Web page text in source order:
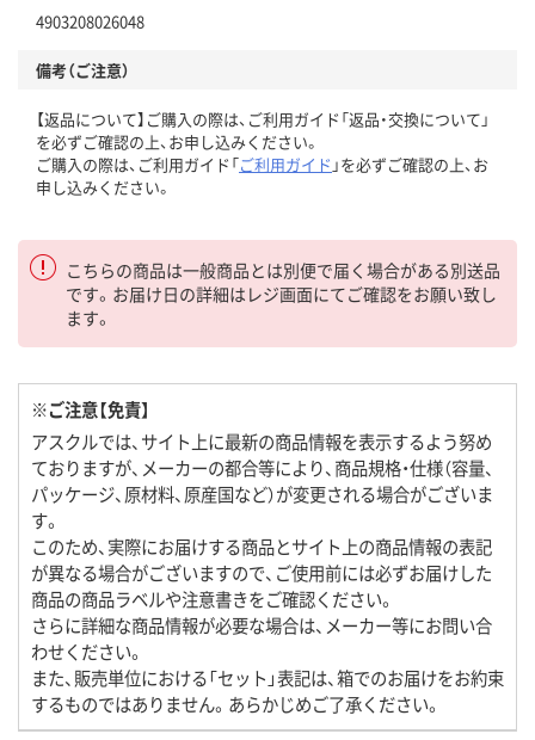
4903208026048
備考（ご注意）
【返品について】ご購入の際は、ご利用ガイド「返品・交換について」
を必ずご確認の上、お申し込みください。
ご購入の際は、ご利用ガイド「ご利用ガイド 」を必ずご確認の上、お
申し込みください。
こちらの商品は一般商品とは別便で届く場合がある別送品
です。お届け日の詳細はレジ画面にてご確認をお願い致し
ます。
※ご注意【免責】
アスクルでは、サイト上に最新の商品情報を表示するよう努め
ておりますが、メーカーの都合等により、商品規格・仕様（容量、
パッケージ、原材料、原産国など）が変更される場合がございま
す。
このため、実際にお届けする商品とサイト上の商品情報の表記
が異なる場合がございますので、ご使用前には必ずお届けした
商品の商品ラベルや注意書きをご確認ください。
さらに詳細な商品情報が必要な場合は、メーカー等にお問い合
わせください。
また、販売単位における「セット」表記は、箱でのお届けをお約束
するものではありません。あらかじめご了承ください。